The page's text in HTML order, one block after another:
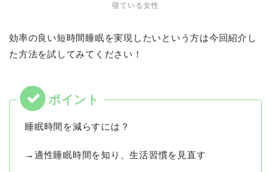
寝ている女性
効率の良い短時間睡眠を実現したいという方は今回紹介し
た方法を試してみてください！
睡眠時間を減らすには？
→適性睡眠時間を知り、生活習慣を見直す